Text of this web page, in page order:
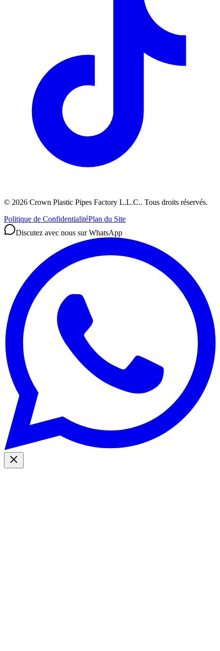
© 2026 Crown Plastic Pipes Factory L.L.C.. Tous droits réservés.
Politique de ConfidentialitéPlan du Site
Discutez avec nous sur WhatsApp